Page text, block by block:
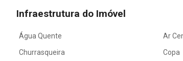
Infraestrutura do Imóvel
Água Quente Ar
Churrasqueira
Copa